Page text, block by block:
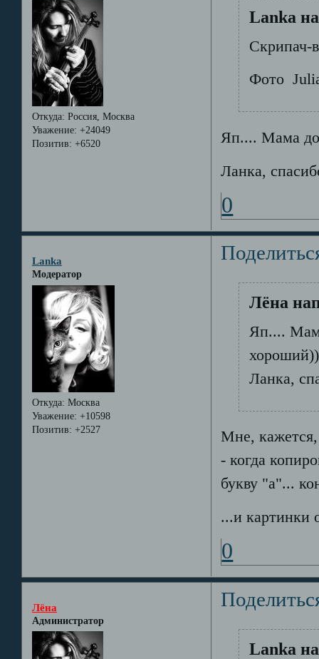
Откуда: Россия, Москва
Уважение: +24049
Позитив: +6520
Lanka
Скрипач-
Фото
Яп.... Мама
Ланка,
0
Lanka
Модератор
Откуда: Москва
Уважение: +10598
Позитив: +2527
Лёна
Яп....
хороший))
Ланка,
Мне,
- когда
букву "а"...
...и картинки
0
Лёна
Администратор
Lanka